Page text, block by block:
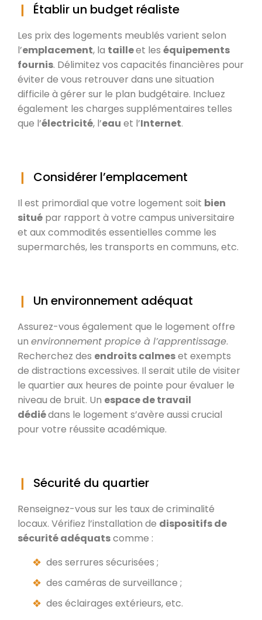
Établir un budget réaliste
Les prix des logements meublés varient selon
l’emplacement, la tailleet les équipements
fournis. Délimitez vos capacités financières pour
éviter de vous retrouver dans une situation
difficile à gérer sur le plan budgétaire. Incluez
également les charges supplémentaires telles
que l’électricité, l’eau et l’Internet.
Considérer l’emplacement
Il est primordial que votre logement soit bien
situé par rapport à votre campus universitaire
et aux commodités essentielles comme les
supermarchés, les transports en communs, etc.
Un environnement adéquat
Assurez-vous également que le logement offre
un environnement propice à l’apprentissage.
Recherchez des endroits calmeset exempts
de distractions excessives. Il serait utile de visiter
le quartier aux heures de pointe pour évaluer le
niveau de bruit. Un espace de travail
dédiédans le logement s’avère aussi crucial
pour votre réussite académique.
Sécurité du quartier
Renseignez-vous sur les taux de criminalité
locaux. Vérifiez l’installation de dispositifs de
sécurité adéquatscomme :
des serrures sécurisées ;
des caméras de surveillance ;
des éclairages extérieurs, etc.